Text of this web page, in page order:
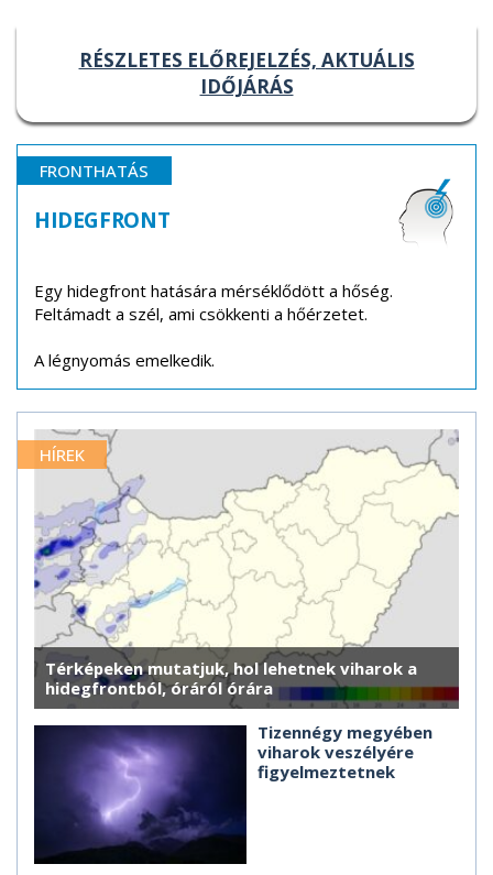
RÉSZLETES ELŐREJELZÉS, AKTUÁLIS
IDŐJÁRÁS
FRONTHATÁS
HIDEGFRONT
Egy hidegfront hatására mérséklődött a hőség.
Feltámadt a szél, ami csökkenti a hőérzetet.
A légnyomás emelkedik.
HÍREK
Térképeken mutatjuk, hol lehetnek viharok a
hidegfrontból, óráról órára
Tizennégy megyében
viharok veszélyére
figyelmeztetnek